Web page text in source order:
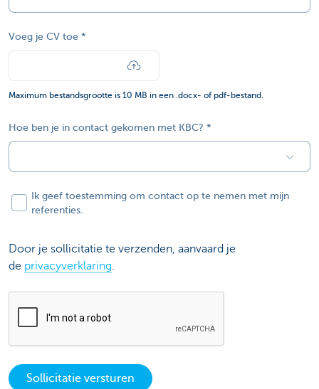
Voeg je CV toe
Maximum bestandsgrootte is 10 MB in een .docx- of pdf-bestand.
Hoe ben je in contact gekomen met KBC?
Ik geef toestemming om contact op te nemen met mijn
referenties.
Door je sollicitatie te verzenden, aanvaard je
de privacyverklaring.
Sollicitatie versturen